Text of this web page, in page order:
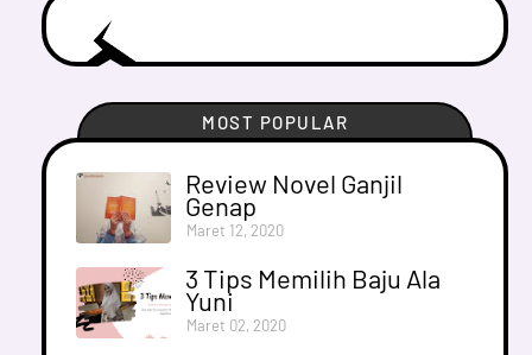
MOST POPULAR
Review Novel Ganjil
Genap
Maret 12, 2020
3 Tips Memilih Baju Ala
Yuni
Maret 02, 2020